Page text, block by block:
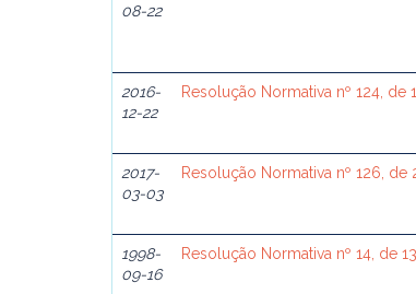
08-22
2016-
12-22
Resolução Normativa nº 124,
2017-
03-03
Resolução Normativa nº 126,
1998-
09-16
Resolução Normativa nº 14, de